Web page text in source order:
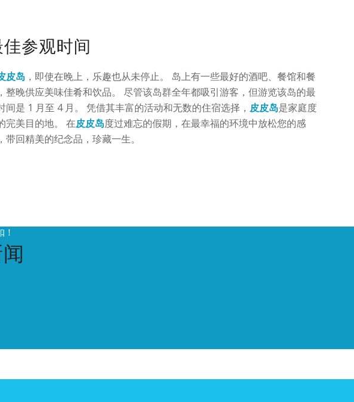
参观时间
皮岛 ，即使在晚上，乐趣也从未停止。 岛上有一些最好的酒吧、餐馆和餐
整晚供应美味佳肴和饮品。 尽管该岛群全年都吸引游客，但游览该岛的最
间是 1 月至 4 月。 凭借其丰富的活动和无数的住宿选择， 皮皮岛是家庭度
完美目的地。 在皮皮岛度过难忘的假期，在最幸福的环境中放松您的感
带回精美的纪念品，珍藏一生。